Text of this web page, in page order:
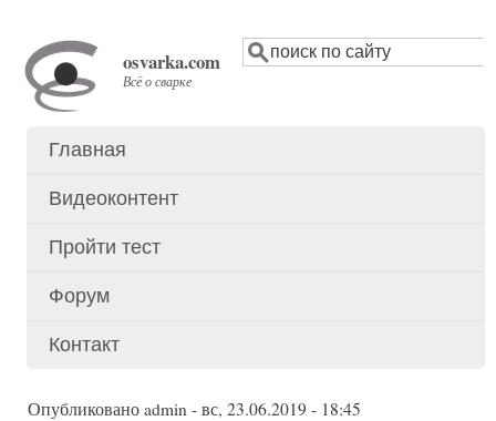
основному
содержанию
Поиск
osvarka.com
Всё о сварке
Основное
Главная
Видеоконтент
Пройти тест
Форум
Контакт
Опубликовано admin - вс, 23.06.2019 - 18:45